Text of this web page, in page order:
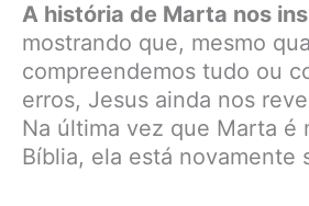
A história de Marta nos
mostrando que, mesmo
compreendemos tudo ou
erros, Jesus ainda nos
Na última vez que Marta é
Bíblia, ela está novamente